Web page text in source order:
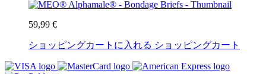
59,99 €
ショッピングカートに入れる ショッピングカート